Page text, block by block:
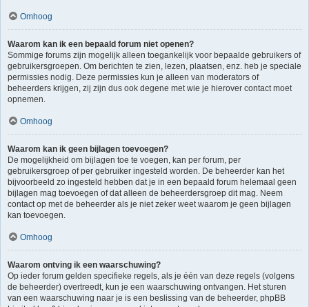
Omhoog
Waarom kan ik een bepaald forum niet openen?
Sommige forums zijn mogelijk alleen toegankelijk voor bepaalde gebruikers of
gebruikersgroepen. Om berichten te zien, lezen, plaatsen, enz. heb je speciale
permissies nodig. Deze permissies kun je alleen van moderators of
beheerders krijgen, zij zijn dus ook degene met wie je hierover contact moet
opnemen.
Omhoog
Waarom kan ik geen bijlagen toevoegen?
De mogelijkheid om bijlagen toe te voegen, kan per forum, per
gebruikersgroep of per gebruiker ingesteld worden. De beheerder kan het
bijvoorbeeld zo ingesteld hebben dat je in een bepaald forum helemaal geen
bijlagen mag toevoegen of dat alleen de beheerdersgroep dit mag. Neem
contact op met de beheerder als je niet zeker weet waarom je geen bijlagen
kan toevoegen.
Omhoog
Waarom ontving ik een waarschuwing?
Op ieder forum gelden specifieke regels, als je één van deze regels (volgens
de beheerder) overtreedt, kun je een waarschuwing ontvangen. Het sturen
van een waarschuwing naar je is een beslissing van de beheerder, phpBB